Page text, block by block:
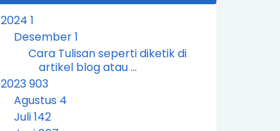
2024 1
Desember1
Cara Tulisan seperti diketik di
artikel blog atau ...
2023903
Agustus 4
Juli142